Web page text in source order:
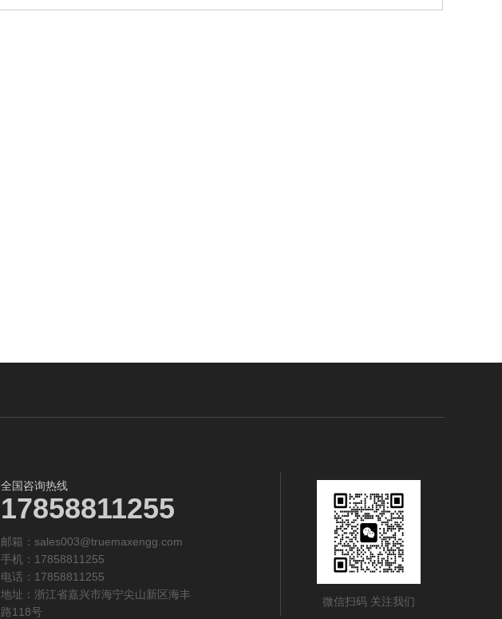
微信扫码 关注我们
全国咨询热线
17858811255
邮箱：sales003@truemaxengg.com
手机：17858811255
电话：17858811255
地址：浙江省嘉兴市海宁尖山新区海丰
路118号